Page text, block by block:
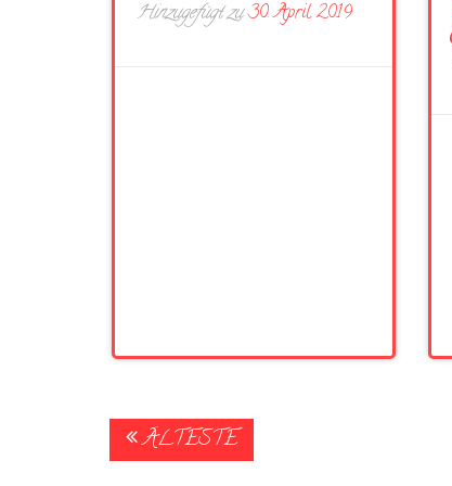
Hinzugefügt zu30. April 2019
Posts
navigation
ÄLTESTE